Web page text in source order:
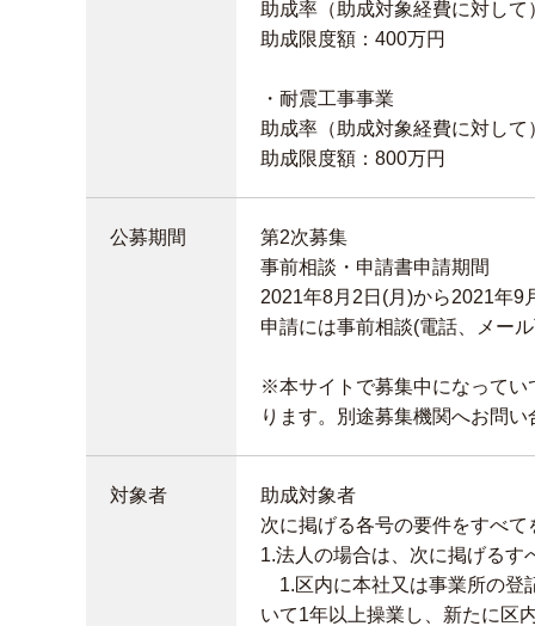
助成率（助成対象経費に対し
助成限度額：400万円
・耐震工事事業
助成率（助成対象経費に対し
助成限度額：800万円
公募期間
第2次募集
事前相談・申請書申請期間
2021年8月2日(月)から2021年9
申請には事前相談(電話、メー
※本サイトで募集中になってい
ります。別途募集機関へお問
対象者
助成対象者
次に掲げる各号の要件をすべて
1.法人の場合は、次に掲げるす
1.区内に本社又は事業所の登
いて1年以上操業し、新たに区